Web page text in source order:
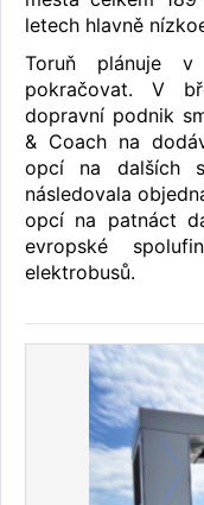
letech hlavně
Toruň plánuje v
pokračovat. V
dopravní podnik
& Coach na
opcí na dalších
následovala
opcí na patnáct
evropské
elektrobusů.